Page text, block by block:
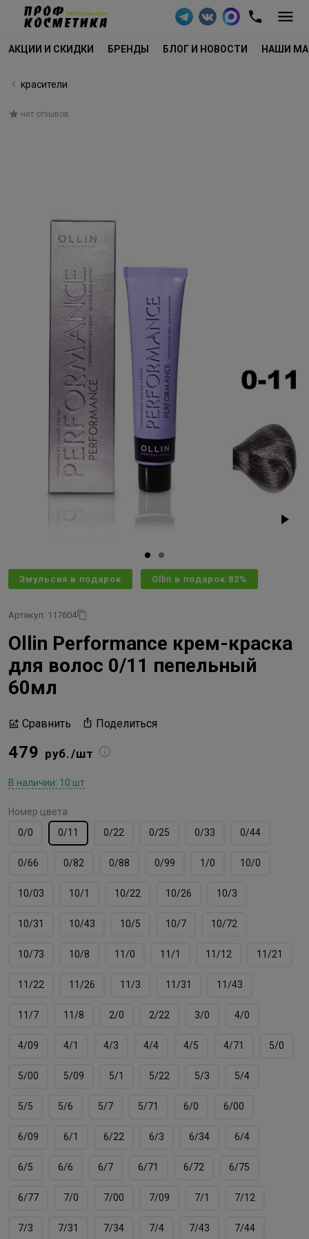
АКЦИИ И СКИДКИ БРЕНДЫ БЛОГ И НОВОСТИ НАШИ
красители
нет отзывов
Эмульсия в подарок Ollin в подарок 82%
Артикул: 117604
Ollin Performance крем-краска
для волос 0/11 пепельный
60мл
Сравнить Поделиться
479 руб./шт
В наличии: 10 шт
Номер цвета
0/0
0/11 0/22 0/25 0/33 0/44
0/66 0/82 0/88 0/99 1/0 10/0
10/03 10/1 10/22 10/26 10/3
10/31 10/43 10/5 10/7 10/72
10/73 10/8 11/0 11/1 11/12 11/21
11/22 11/26 11/3 11/31 11/43
11/7 11/8 2/0 2/22 3/0 4/0
4/09 4/1 4/3 4/4 4/5 4/71 5/0
5/00 5/09 5/1 5/22 5/3 5/4
5/5 5/6 5/7 5/71 6/0 6/00
6/09 6/1 6/22 6/3 6/34 6/4
6/5 6/6 6/7 6/71 6/72 6/75
6/77 7/0 7/00 7/09 7/1 7/12
7/3 7/31 7/34 7/4 7/43 7/44